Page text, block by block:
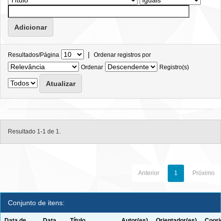
Resultados/Página | Ordenar registros por
Ordenar
Registro(s)
Resultado 1-1 de 1.
Anterior 1 Próximo
Conjunto de itens: